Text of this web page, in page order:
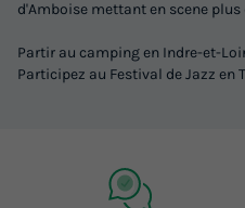
d'Amboise mettant en scene
Partir au camping en Indre-et-
Participez au Festival de Jazz en